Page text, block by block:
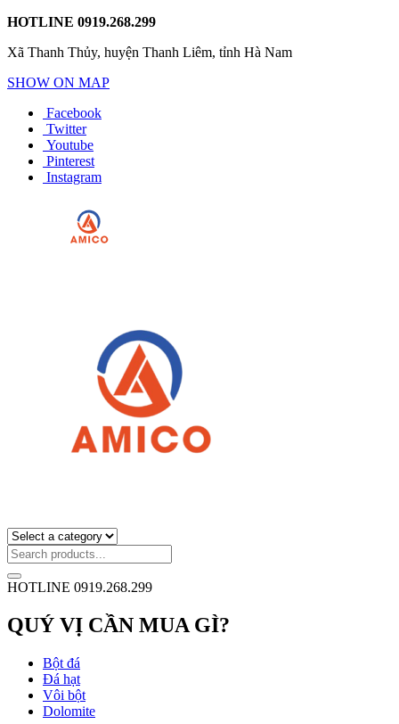
HOTLINE 0919.268.299
Xã Thanh Thủy, huyện Thanh Liêm, tỉnh Hà Nam
SHOW ON MAP
Facebook
Twitter
Youtube
Pinterest
Instagram
HOTLINE 0919.268.299
QUÝ VỊ CẦN MUA GÌ?
Bột đá
Đá hạt
Vôi bột
Dolomite